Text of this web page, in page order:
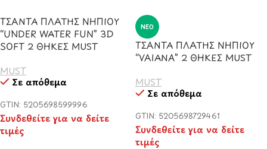
ΤΣΑΝΤΑ ΠΛΑΤΗΣ ΝΗΠΙΟΥ
“UNDER WATER FUN” 3D
SOFT 2 ΘΗΚΕΣ MUST
MUST
Σε απόθεμα
GTIN: 5205698599996
Συνδεθείτε για να δείτε
τιμές
ΝΈΟ
ΤΣΑΝΤΑ ΠΛΑΤΗΣ ΝΗΠΙΟΥ
“VAIANA” 2 ΘΗΚΕΣ MUST
MUST
Σε απόθεμα
GTIN: 5205698729461
Συνδεθείτε για να δείτε
τιμές